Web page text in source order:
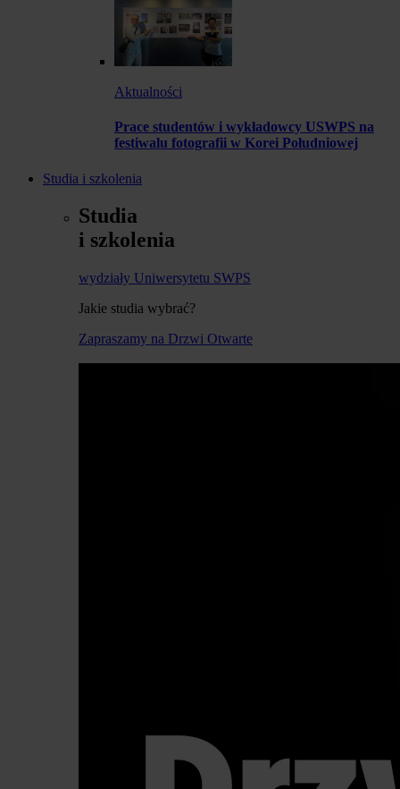
Aktualności
Prace studentów i wykładowcy USWPS na
festiwalu fotografii w Korei Południowej
Studia i szkolenia
Studia
i szkolenia
wydziały Uniwersytetu SWPS
Jakie studia wybrać?
Zapraszamy na Drzwi Otwarte